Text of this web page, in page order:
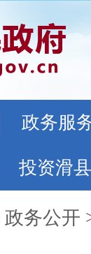
政务服
投资滑县
政务公开